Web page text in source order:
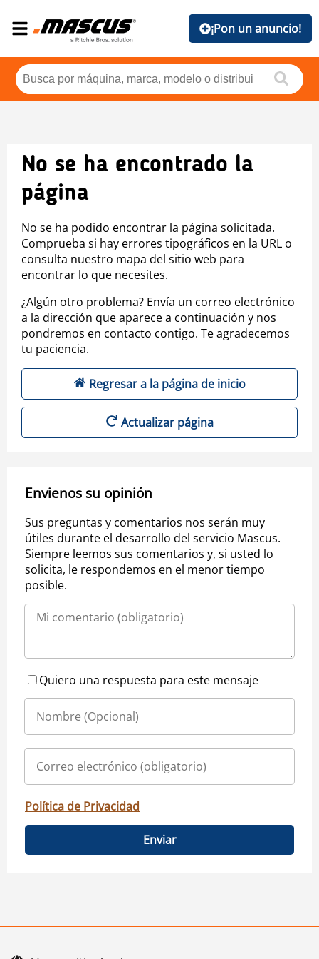
¡Pon un anuncio!
No se ha encontrado la
página
No se ha podido encontrar la página solicitada.
Comprueba si hay errores tipográficos en la URL o
consulta nuestro mapa del sitio web para
encontrar lo que necesites.
¿Algún otro problema? Envía un correo electrónico
a la dirección que aparece a continuación y nos
pondremos en contacto contigo. Te agradecemos
tu paciencia.
Regresar a la página de inicio
Actualizar página
Envienos su opinión
Sus preguntas y comentarios nos serán muy
útiles durante el desarrollo del servicio Mascus.
Siempre leemos sus comentarios y, si usted lo
solicita, le respondemos en el menor tiempo
posible.
Quiero una respuesta para este mensaje
Política de Privacidad
Enviar